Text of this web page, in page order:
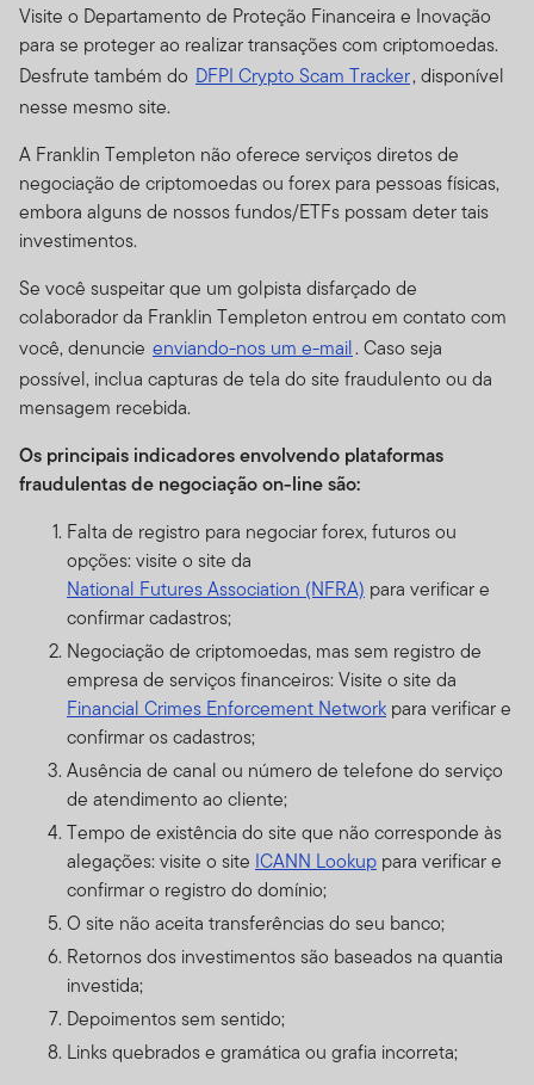
Visite o Departamento de Proteção Financeira e Inovação
para se proteger ao realizar transações com criptomoedas.
Desfrute também do DFPI Crypto Scam Tracker, disponível
nesse mesmo site.
A Franklin Templeton não oferece serviços diretos de
negociação de criptomoedas ou forex para pessoas físicas,
embora alguns de nossos fundos/ETFs possam deter tais
investimentos.
Se você suspeitar que um golpista disfarçado de
colaborador da Franklin Templeton entrou em contato com
você, denuncie enviando-nos um e-mail. Caso seja
possível, inclua capturas de tela do site fraudulento ou da
mensagem recebida.
Os principais indicadores envolvendo plataformas
fraudulentas de negociação on-line são:
Falta de registro para negociar forex, futuros ou
opções: visite o site da
National Futures Association (NFRA) para verificar e
confirmar cadastros;
Negociação de criptomoedas, mas sem registro de
empresa de serviços financeiros: Visite o site da
Financial Crimes Enforcement Network para verificar e
confirmar os cadastros;
Ausência de canal ou número de telefone do serviço
de atendimento ao cliente;
Tempo de existência do site que não corresponde às
alegações: visite o site ICANN Lookup para verificar e
confirmar o registro do domínio;
O site não aceita transferências do seu banco;
Retornos dos investimentos são baseados na quantia
investida;
Depoimentos sem sentido;
Links quebrados e gramática ou grafia incorreta;